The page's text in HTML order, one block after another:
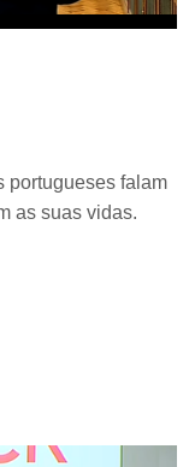
portugueses falam
as suas vidas.